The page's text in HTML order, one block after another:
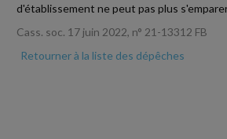
d'établissement ne peut pas plus
Cass. soc. 17 juin 2022, n° 21-13312 FB
Retourner à la liste des dépêches